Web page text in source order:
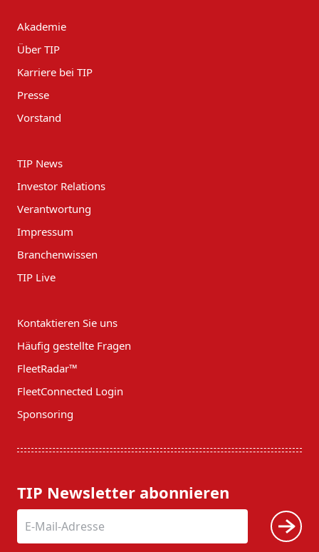
Akademie
Über TIP
Karriere bei TIP
Presse
Vorstand
TIP News
Investor Relations
Verantwortung
Impressum
Branchenwissen
TIP Live
Kontaktieren Sie uns
Häufig gestellte Fragen
FleetRadar™
FleetConnected Login
Sponsoring
TIP Newsletter abonnieren